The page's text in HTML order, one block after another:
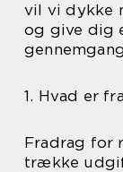
vil vi dykke
og give dig
1. Hvad er
Fradrag for
trække